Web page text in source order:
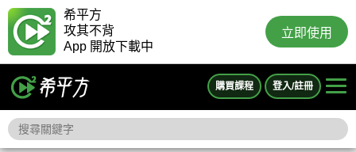
希平方
攻其不背
App 開放下載中
立即使用
購買課程 登入/註冊